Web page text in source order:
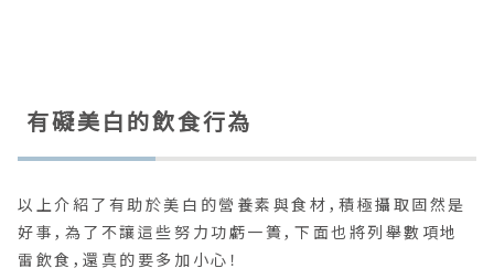
有礙美白的飲食行為
以上介紹了有助於美白的營養素與食材，積極攝取固然是
好事，為了不讓這些努力功虧一簣，下面也將列舉數項地
雷飲食，還真的要多加小心！